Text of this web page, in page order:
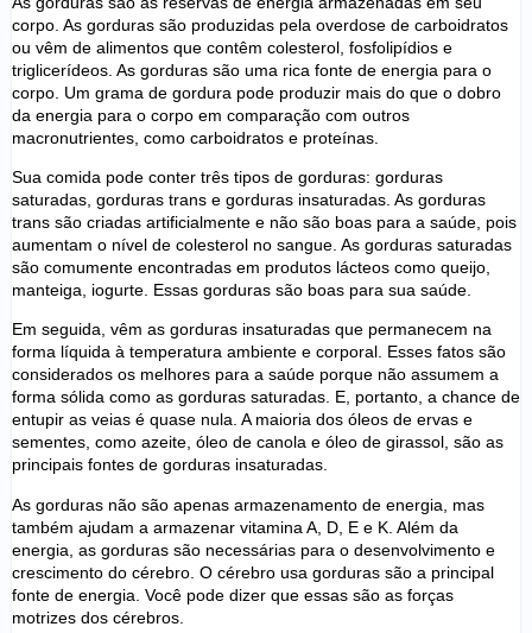
corpo. As gorduras são produzidas pela overdose de carboidratos
ou vêm de alimentos que contêm colesterol, fosfolipídios e
triglicerídeos. As gorduras são uma rica fonte de energia para o
corpo. Um grama de gordura pode produzir mais do que o dobro
da energia para o corpo em comparação com outros
macronutrientes, como carboidratos e proteínas.
Sua comida pode conter três tipos de gorduras: gorduras
saturadas, gorduras trans e gorduras insaturadas. As gorduras
trans são criadas artificialmente e não são boas para a saúde, pois
aumentam o nível de colesterol no sangue. As gorduras saturadas
são comumente encontradas em produtos lácteos como queijo,
manteiga, iogurte. Essas gorduras são boas para sua saúde.
Em seguida, vêm as gorduras insaturadas que permanecem na
forma líquida à temperatura ambiente e corporal. Esses fatos são
considerados os melhores para a saúde porque não assumem a
forma sólida como as gorduras saturadas. E, portanto, a chance de
entupir as veias é quase nula. A maioria dos óleos de ervas e
sementes, como azeite, óleo de canola e óleo de girassol, são as
principais fontes de gorduras insaturadas.
As gorduras não são apenas armazenamento de energia, mas
também ajudam a armazenar vitamina A, D, E e K. Além da
energia, as gorduras são necessárias para o desenvolvimento e
crescimento do cérebro. O cérebro usa gorduras são a principal
fonte de energia. Você pode dizer que essas são as forças
motrizes dos cérebros.